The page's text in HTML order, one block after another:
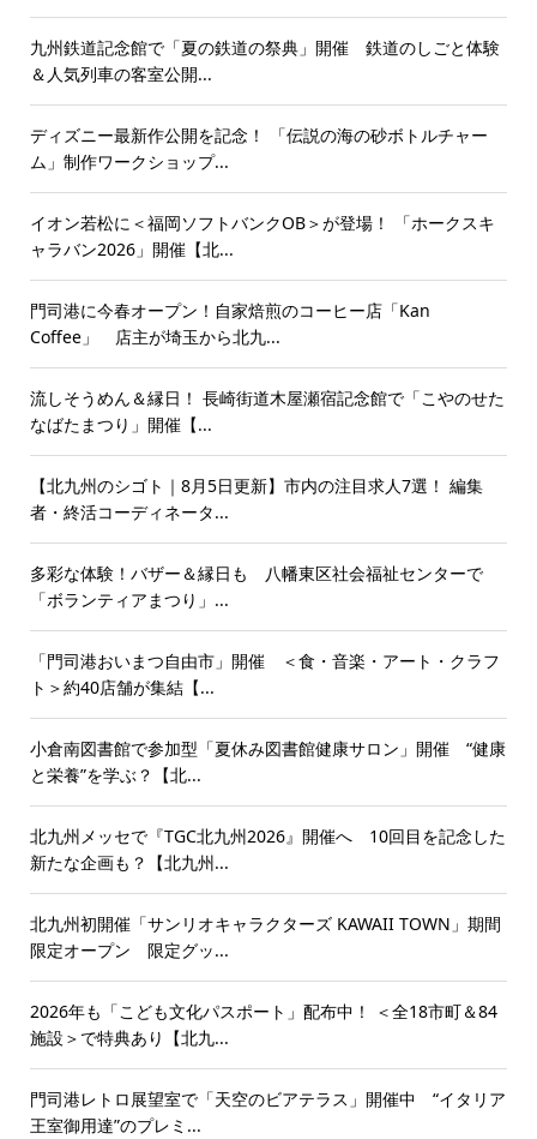
九州鉄道記念館で「夏の鉄道の祭典」開催 鉄道のしごと体験
＆人気列車の客室公開...
ディズニー最新作公開を記念！ 「伝説の海の砂ボトルチャー
ム」制作ワークショップ...
イオン若松に＜福岡ソフトバンクOB＞が登場！ 「ホークスキ
ャラバン2026」開催【北...
門司港に今春オープン！自家焙煎のコーヒー店「Kan
Coffee」 店主が埼玉から北九...
流しそうめん＆縁日！ 長崎街道木屋瀬宿記念館で「こやのせた
なばたまつり」開催【...
【北九州のシゴト｜8月5日更新】市内の注目求人7選！ 編集
者・終活コーディネータ...
多彩な体験！バザー＆縁日も 八幡東区社会福祉センターで
「ボランティアまつり」...
「門司港おいまつ自由市」開催 ＜食・音楽・アート・クラフ
ト＞約40店舗が集結【...
小倉南図書館で参加型「夏休み図書館健康サロン」開催 “健康
と栄養”を学ぶ？【北...
北九州メッセで『TGC北九州2026』開催へ 10回目を記念した
新たな企画も？【北九州...
北九州初開催「サンリオキャラクターズ KAWAII TOWN」期間
限定オープン 限定グッ...
2026年も「こども文化パスポート」配布中！ ＜全18市町＆84
施設＞で特典あり【北九...
門司港レトロ展望室で「天空のビアテラス」開催中 “イタリア
王室御用達”のプレミ...